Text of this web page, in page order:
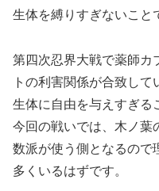
生体を縛りすぎないこと
第四次忍界大戦で薬師カ
トの利害関係が合致し
生体に自由を与えすぎる
今回の戦いでは、木ノ葉
数派が使う側となるので
多くいるはずです。